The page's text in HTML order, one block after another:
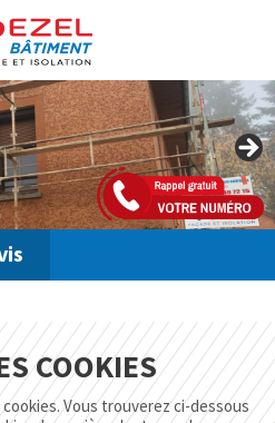
COOKIES
Vous trouverez ci-dessous